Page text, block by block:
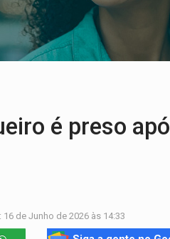
júri popular
ataque com perfis falsos no
é preso
16 de Junho de 2026 às 14:33